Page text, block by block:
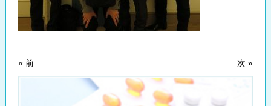
« 前 次 »